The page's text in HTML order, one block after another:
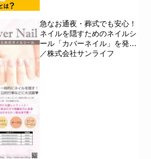
急なお通夜・葬式でも安心！
ネイルを隠すためのネイルシ
ール「カバーネイル」を発売
／株式会社サンライフ